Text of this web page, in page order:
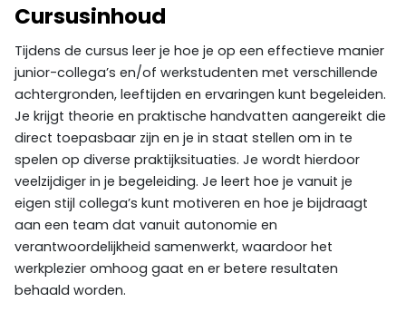
Cursusinhoud
Tijdens de cursus leer je hoe je op een effectieve manier
junior-collega’s en/of werkstudenten met verschillende
achtergronden, leeftijden en ervaringen kunt begeleiden.
Je krijgt theorie en praktische handvatten aangereikt die
direct toepasbaar zijn en je in staat stellen om in te
spelen op diverse praktijksituaties. Je wordt hierdoor
veelzijdiger in je begeleiding. Je leert hoe je vanuit je
eigen stijl collega’s kunt motiveren en hoe je bijdraagt
aan een team dat vanuit autonomie en
verantwoordelijkheid samenwerkt, waardoor het
werkplezier omhoog gaat en er betere resultaten
behaald worden.